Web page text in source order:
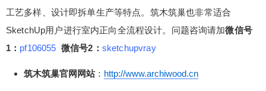
工艺多样、设计即拆单生产等特点。筑木筑巢也非常适合
SketchUp用户进行室内正向全流程设计。问题咨询请加微信号
1： pf106055 微信号2： sketchupvray
筑木筑巢官网网站： http://www.archiwood.cn
微信支付
立刻支付
立刻支付
忘记密码？找回 已有帐号？登录